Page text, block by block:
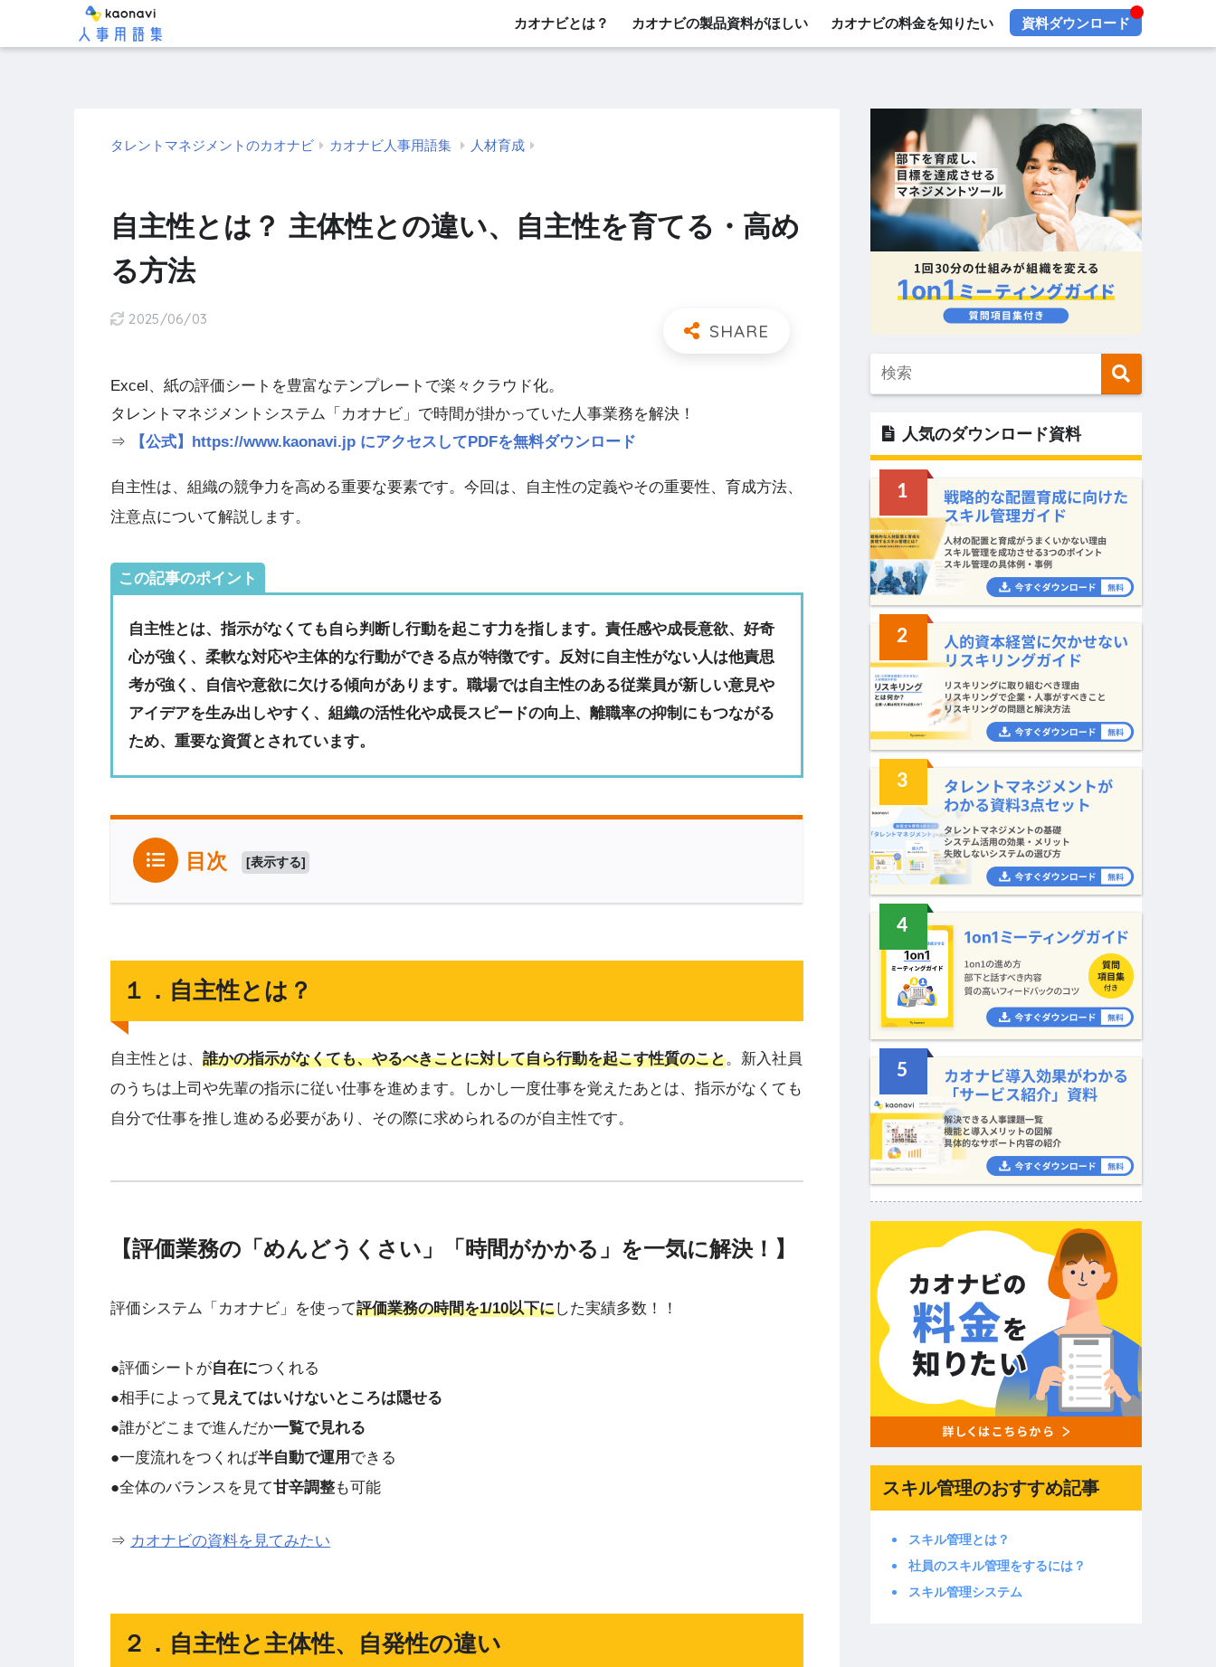
カオナビとは？ カオナビの製品資料がほしい カオナビの料金を知りたい 資料ダウンロード
タレントマネジメントのカオナビ カオナビ人事用語集 人材育成
自主性とは？ 主体性との違い、自主性を育てる・高め
る方法
2025/06/03
Excel、紙の評価シートを豊富なテンプレートで楽々クラウド化。
タレントマネジメントシステム「カオナビ」で時間が掛かっていた人事業務を解決！
⇒
【公式】https://www.kaonavi.jp にアクセスしてPDFを無料ダウンロード
自主性は、組織の競争力を高める重要な要素です。今回は、自主性の定義やその重要性、育成方法、
注意点について解説します。
この記事のポイント
自主性とは、指示がなくても自ら判断し行動を起こす力を指します。責任感や成長意欲、好奇
心が強く、柔軟な対応や主体的な行動ができる点が特徴です。反対に自主性がない人は他責思
考が強く、自信や意欲に欠ける傾向があります。職場では自主性のある従業員が新しい意見や
アイデアを生み出しやすく、組織の活性化や成長スピードの向上、離職率の抑制にもつながる
ため、重要な資質とされています。
目次 [表示する]
１．自主性とは？
自主性とは、 誰かの指示がなくても、やるべきことに対して自ら行動を起こす性質のこと。新入社員
のうちは上司や先輩の指示に従い仕事を進めます。しかし一度仕事を覚えたあとは、指示がなくても
自分で仕事を推し進める必要があり、その際に求められるのが自主性です。
【評価業務の「めんどうくさい」「時間がかかる」を一気に解決！】
評価システム「カオナビ」を使って評価業務の時間を1/10以下にした実績多数！！
●評価シートが自在につくれる
●相手によって 見えてはいけないところは隠せる
●誰がどこまで進んだか一覧で見れる
●一度流れをつくれば半自動で運用 できる
●全体のバランスを見て甘辛調整も可能
⇒ カオナビの資料を見てみたい
２．自主性と主体性、自発性の違い
人気のダウンロード資料
スキル管理のおすすめ記事
スキル管理とは？
社員のスキル管理をするには？
スキル管理システム